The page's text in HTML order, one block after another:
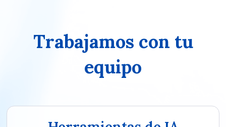
Trabajamos con tu
equipo